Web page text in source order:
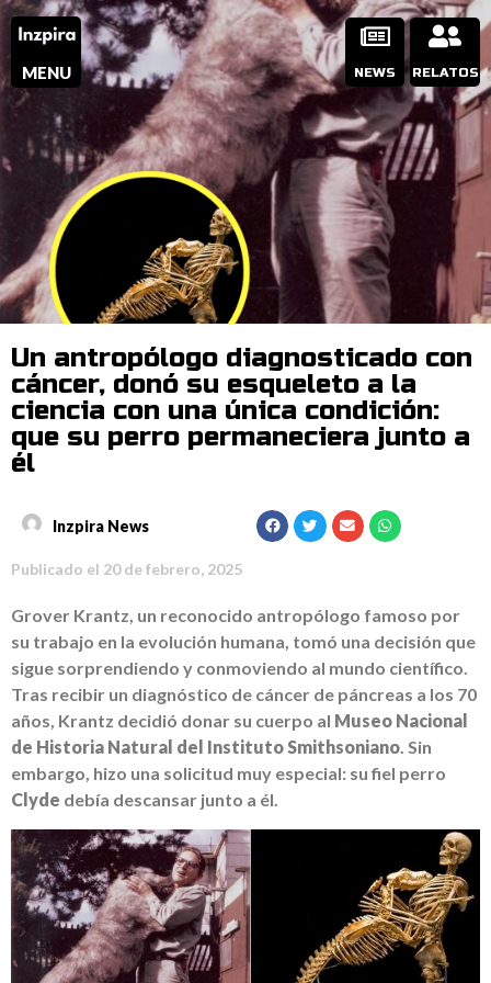
MENU NEWS RELATOS
Un antropólogo diagnosticado con
cáncer, donó su esqueleto a la
ciencia con una única condición:
que su perro permaneciera junto a
él
Inzpira News
Publicado el 20 de febrero, 2025
Grover Krantz, un reconocido antropólogo famoso por
su trabajo en la evolución humana, tomó una decisión que
sigue sorprendiendo y conmoviendo al mundo científico.
Tras recibir un diagnóstico de cáncer de páncreas a los 70
años, Krantz decidió donar su cuerpo al Museo Nacional
de Historia Natural del Instituto Smithsoniano. Sin
embargo, hizo una solicitud muy especial: su fiel perro
Clyde debía descansar junto a él.